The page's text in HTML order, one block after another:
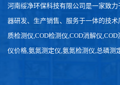
河南绥净环保科技有限公司是一家致
器研发、生产销售、服务于一体的技
质检测仪,COD检测仪,COD消解仪
仪价格,氨氮测定仪,氨氮检测仪,总磷测